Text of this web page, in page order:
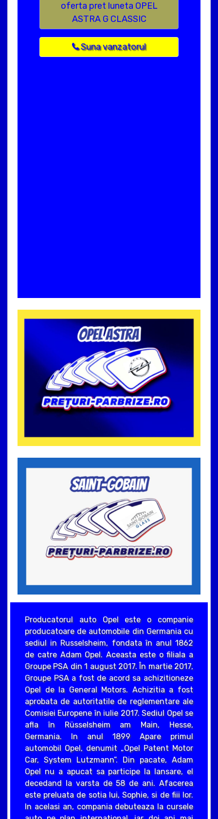
oferta pret luneta OPEL
ASTRA G CLASSIC
Suna vanzatorul
Producatorul auto Opel este o companie
producatoare de automobile din Germania cu
sediul in Russelsheim, fondata în anul 1862
de catre Adam Opel. Aceasta este o filiala a
Groupe PSA din 1 august 2017. În martie 2017,
Groupe PSA a fost de acord sa achizitioneze
Opel de la General Motors. Achizitia a fost
aprobata de autoritatile de reglementare ale
Comisiei Europene în iulie 2017. Sediul Opel se
afla în Rüsselsheim am Main, Hesse,
Germania. In anul 1899 Apare primul
automobil Opel, denumit „Opel Patent Motor
Car, System Lutzmann”. Din pacate, Adam
Opel nu a apucat sa participe la lansare, el
decedand la varsta de 58 de ani. Afacerea
este preluata de sotia lui, Sophie, si de fiii lor.
In acelasi an, compania debuteaza la cursele